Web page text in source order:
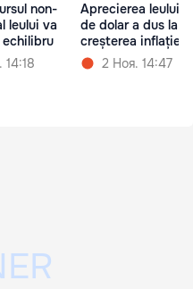
non-
leului va
Aprecierea leului
de dolar a dus la
creșterea inflației
2 Ноя. 14:47